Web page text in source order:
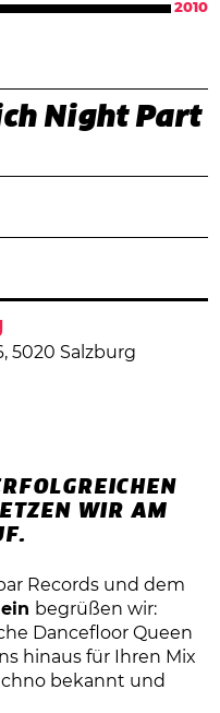
2010
Night Part
5020 Salzburg
S
WIR AM
Records und dem
begrüßen wir:
Dancefloor Queen
hinaus für Ihren Mix
bekannt und